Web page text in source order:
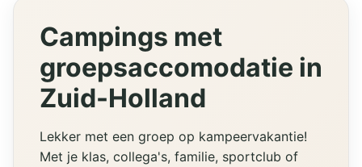
Campings met
groepsaccomodatie in
Zuid-Holland
Lekker met een groep op kampeervakantie!
Met je klas, collega's, familie, sportclub of